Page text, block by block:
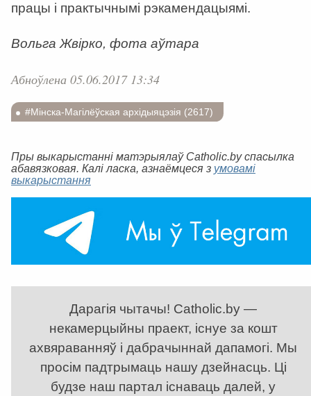
працы і практычнымі рэкамендацыямі.
Вольга Жвірко, фота аўтара
Абноўлена 05.06.2017 13:34
#Мінска-Магілёўская архідыяцэзія (2617)
Пры выкарыстанні матэрыялаў Catholic.by спасылка
абавязковая. Калі ласка, азнаёмцеся з умовамі
выкарыстання
Дарагія чытачы! Catholic.by —
некамерцыйны праект, існуе за кошт
ахвяраванняў і дабрачыннай дапамогі. Мы
просім падтрымаць нашу дзейнасць. Ці
будзе наш партал існаваць далей, у